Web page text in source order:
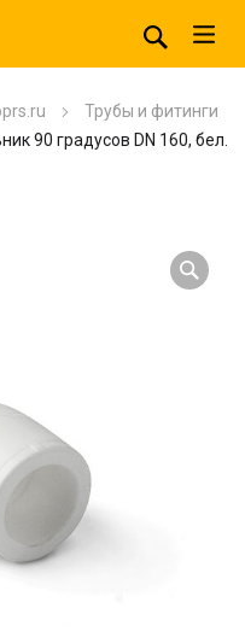
Трубы и фитинги
90 градусов DN 160, бел.